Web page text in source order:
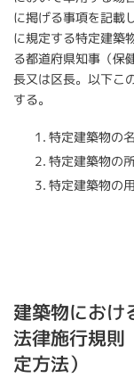
に掲げる事項を記載
に規定する特定建築
る都道府県知事（保
長又は区長。以下こ
する。
特定建築物の
特定建築物の
特定建築物の
建築物におけ
法律施行規
定方法）